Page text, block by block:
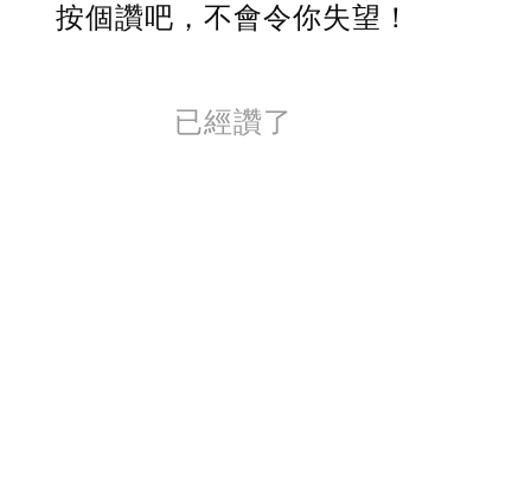
按個讚吧，不會令你失望！
已經讚了